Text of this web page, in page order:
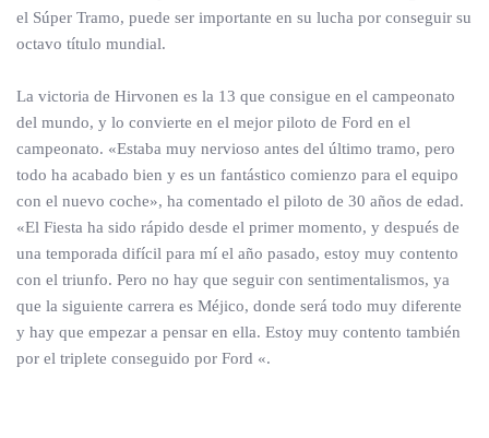
el Súper Tramo, puede ser importante en su lucha por conseguir su
octavo título mundial.
La victoria de Hirvonen es la 13 que consigue en el campeonato
del mundo, y lo convierte en el mejor piloto de Ford en el
campeonato. «Estaba muy nervioso antes del último tramo, pero
todo ha acabado bien y es un fantástico comienzo para el equipo
con el nuevo coche», ha comentado el piloto de 30 años de edad.
«El Fiesta ha sido rápido desde el primer momento, y después de
una temporada difícil para mí el año pasado, estoy muy contento
con el triunfo. Pero no hay que seguir con sentimentalismos, ya
que la siguiente carrera es Méjico, donde será todo muy diferente
y hay que empezar a pensar en ella. Estoy muy contento también
por el triplete conseguido por Ford «.